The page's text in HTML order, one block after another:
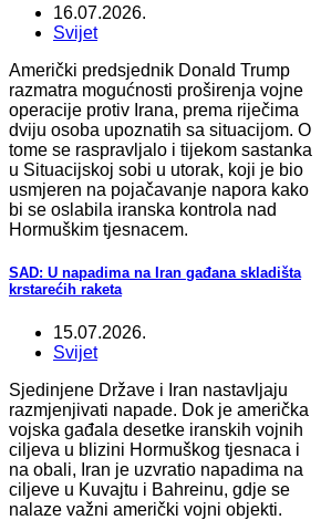
16.07.2026.
Svijet
Američki predsjednik Donald Trump
razmatra mogućnosti proširenja vojne
operacije protiv Irana, prema riječima
dviju osoba upoznatih sa situacijom. O
tome se raspravljalo i tijekom sastanka
u Situacijskoj sobi u utorak, koji je bio
usmjeren na pojačavanje napora kako
bi se oslabila iranska kontrola nad
Hormuškim tjesnacem.
SAD: U napadima na Iran gađana skladišta
krstarećih raketa
15.07.2026.
Svijet
Sjedinjene Države i Iran nastavljaju
razmjenjivati napade. Dok je američka
vojska gađala desetke iranskih vojnih
ciljeva u blizini Hormuškog tjesnaca i
na obali, Iran je uzvratio napadima na
ciljeve u Kuvajtu i Bahreinu, gdje se
nalaze važni američki vojni objekti.